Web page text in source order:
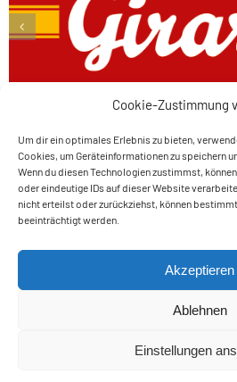
Cookie-Zustimmung
Um dir ein optimales Erlebnis zu bieten,
Cookies, um Geräteinformationen zu speichern
Wenn du diesen Technologien zustimmst,
oder eindeutige IDs auf dieser Website
nicht erteilst oder zurückziehst, können
beeinträchtigt werden.
Akzeptieren
Ablehnen
Einstellungen
Schwarzenbach 7 –
Steuerkodex –